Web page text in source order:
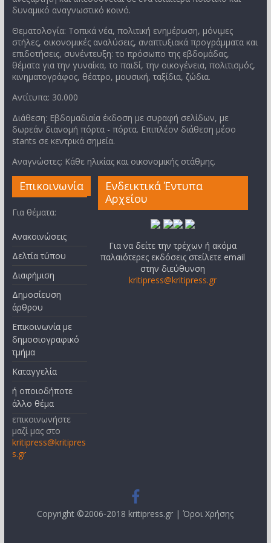
δυναμικό αναγνωστικό κοινό.
Θεματολογία: Τοπικά νέα, πολιτική ενημέρωση, μόνιμες
στήλες, οικονομικές αναλύσεις, αναπτυξιακά προγράμματα και
επιδοτήσεις, συνέντευξη: το πρόσωπο της εβδομάδας,
θέματα για την γυναίκα, το παιδί, την οικογένεια, πολιτισμός,
κινηματογράφος, θέατρο, μουσική, ταξίδια, ζώδια.
Αντίτυπα: 30.000
Διάθεση: Εβδομαδιαία έκδοση με συραφή σελίδων, με
δωρεάν διανομή πόρτα - πόρτα. Επιπλέον διάθεση μέσο
stants σε κεντρικά σημεία.
Αναγνώστες: Κάθε ηλικίας και οικονομικής στάθμης.
Επικοινωνία
Για θέματα:
Ανακοινώσεις
Δελτία τύπου
Διαφήμιση
Δημοσίευση
άρθρου
Επικοινωνία με
δημοσιογραφικό
τμήμα
Καταγγελία
ή οποιοδήποτε
άλλο θέμα
επικοινωνήστε
μαζί μας στο
kritipress@kritipres
s.gr
Ενδεικτικά Έντυπα
Αρχείου
Για να δείτε την τρέχων ή ακόμα
παλαιότερες εκδόσεις στείλετε email
στην διεύθυνση
kritipress@kritipress.gr
Copyright ©2006-2018 kritipress.gr |Όροι Χρήσης